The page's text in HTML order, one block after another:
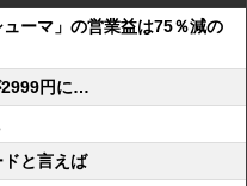
ーマ」の営業益は75％減の
2999円に…
ドと言えば